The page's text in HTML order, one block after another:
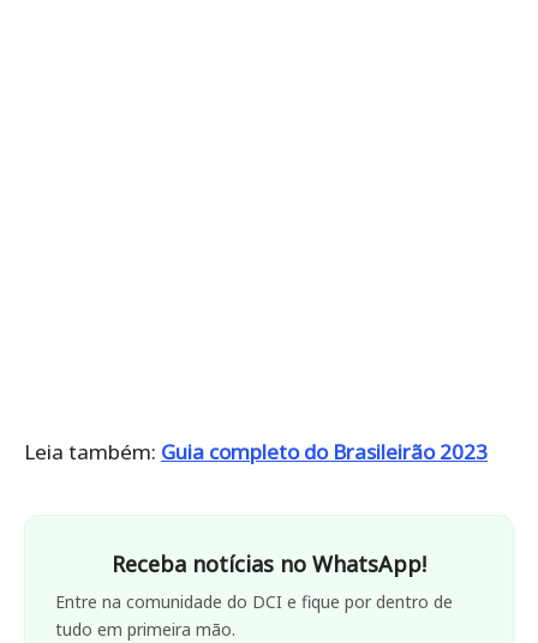
Leia também: Guia completo do Brasileirão 2023
Receba notícias no WhatsApp!
Entre na comunidade do DCI e fique por dentro de
tudo em primeira mão.